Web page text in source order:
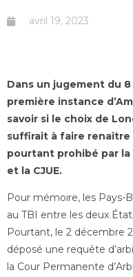
avril 19, 2023
Dans un jugement du
première instance
savoir si le choix de
suffirait à faire
pourtant prohibé par la
et la CJUE.
Pour mémoire, les Pays-
au TBI entre les deux
Pourtant, le 2 décembre
déposé une requête
la Cour Permanente